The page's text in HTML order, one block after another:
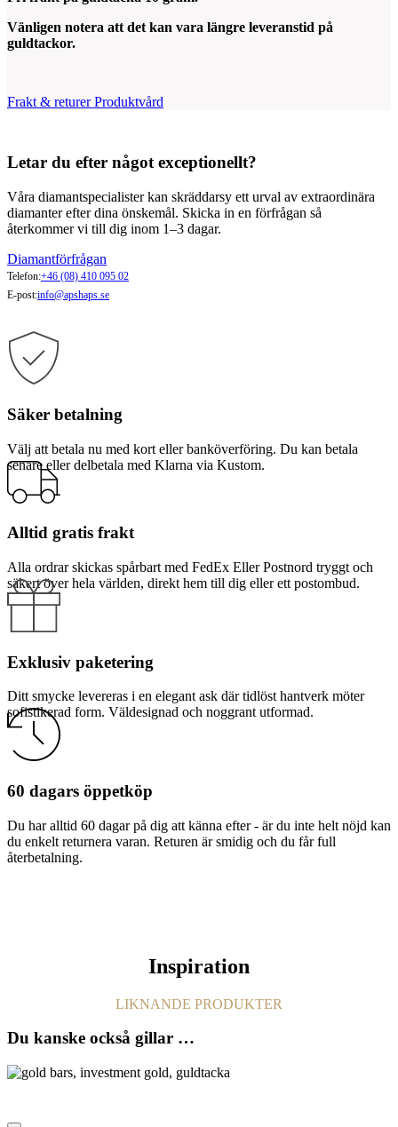
Vänligen notera att det kan vara längre leveranstid på
guldtackor.
Frakt & returer Produktvård
Letar du efter något exceptionellt?
Våra diamantspecialister kan skräddarsy ett urval av extraordinära
diamanter efter dina önskemål. Skicka in en förfrågan så
återkommer vi till dig inom 1–3 dagar.
Diamantförfrågan
Telefon:+46 (08) 410 095 02
E-post:info@apshaps.se
Säker betalning
Välj att betala nu med kort eller banköverföring. Du kan betala
senare eller delbetala med Klarna via Kustom.
Alltid gratis frakt
Alla ordrar skickas spårbart med FedEx Eller Postnord tryggt och
säkert över hela världen, direkt hem till dig eller ett postombud.
Exklusiv paketering
Ditt smycke levereras i en elegant ask där tidlöst hantverk möter
sofistikerad form. Väldesignad och noggrant utformad.
60 dagars öppetköp
Du har alltid 60 dagar på dig att känna efter - är du inte helt nöjd kan
du enkelt returnera varan. Returen är smidig och du får full
återbetalning.
Inspiration
LIKNANDE PRODUKTER
Du kanske också gillar …